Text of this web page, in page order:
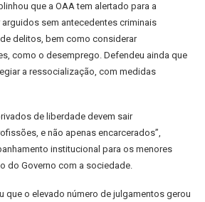
que a OAA tem alertado para a
sem antecedentes criminais
delitos, bem como considerar
como o desemprego. Defendeu ainda que
a ressocialização, com medidas
de liberdade devem sair
e não apenas encarcerados”,
institucional para os menores
do Governo com a sociedade.
que o elevado número de julgamentos gerou